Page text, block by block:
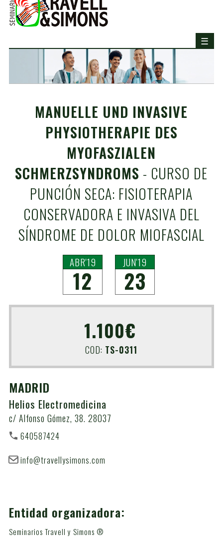
MANUELLE UND INVASIVE
PHYSIOTHERAPIE DES
MYOFASZIALEN
SCHMERZSYNDROMS - CURSO DE
PUNCIÓN SECA: FISIOTERAPIA
CONSERVADORA E INVASIVA DEL
SÍNDROME DE DOLOR MIOFASCIAL
ABR'19
12
JUN'19
23
1.100€
COD: TS-0311
MADRID
Helios Electromedicina
c/ Alfonso Gómez, 38. 28037
640587424
info@travellysimons.com
Entidad organizadora:
Seminarios Travell y Simons ®